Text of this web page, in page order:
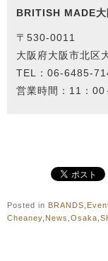
BRITISH MADE大
〒530-0011
大阪府大阪市北
TEL：06-6485-
営業時間：11：
Posted in BRANDS
Cheaney News Osaka